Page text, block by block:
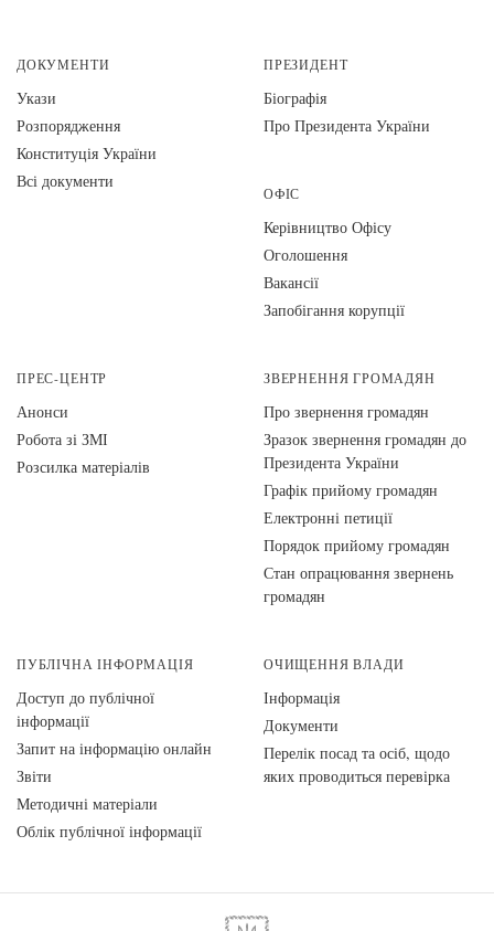
ДОКУМЕНТИ
Укази
Розпорядження
Конституція України
Всі документи
ПРЕЗИДЕНТ
Біографія
Про Президента України
ОФІС
Керівництво Офісу
Оголошення
Вакансії
Запобігання корупції
ПРЕС-ЦЕНТР
Анонси
Робота зі ЗМІ
Розсилка матеріалів
ЗВЕРНЕННЯ ГРОМАДЯН
Про звернення громадян
Зразок звернення громадян до
Президента України
Графік прийому громадян
Електронні петиції
Порядок прийому громадян
Стан опрацювання звернень
громадян
ПУБЛІЧНА ІНФОРМАЦІЯ
Доступ до публічної
інформації
Запит на інформацію онлайн
Звіти
Методичні матеріали
Облік публічної інформації
ОЧИЩЕННЯ ВЛАДИ
Інформація
Документи
Перелік посад та осіб, щодо
яких проводиться перевірка